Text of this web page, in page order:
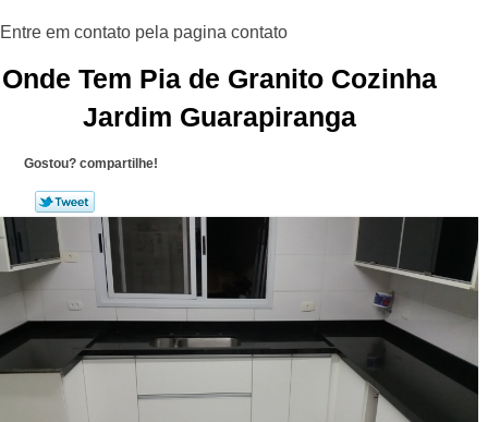
Onde Tem Pia de Granito Cozinha
Jardim Guarapiranga
Gostou? compartilhe!